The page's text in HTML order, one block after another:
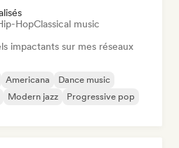
HopClassical music
impactants sur mes réseaux
Americana
Dance music
Modern jazz
Progressive pop